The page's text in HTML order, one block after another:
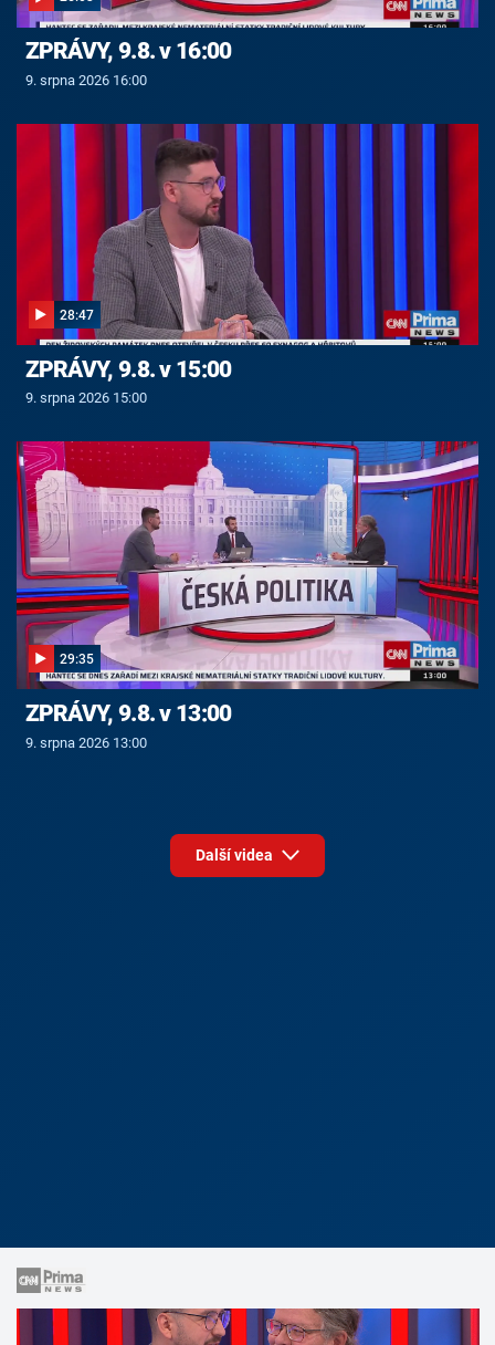
ZPRÁVY, 9.8. v 16:00
9. srpna 2026 16:00
28:47
ZPRÁVY, 9.8. v 15:00
9. srpna 2026 15:00
29:35
ZPRÁVY, 9.8. v 13:00
9. srpna 2026 13:00
Další videa